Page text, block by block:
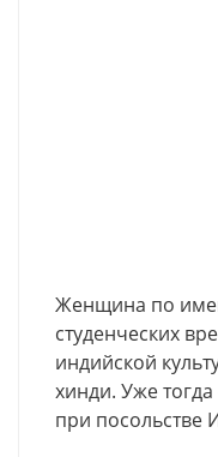
Женщина по
студенческих
индийской
хинди. Уже
при посольстве